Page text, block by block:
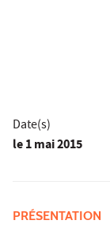
Date(s)
le1 mai 2015
PRÉSENTATION